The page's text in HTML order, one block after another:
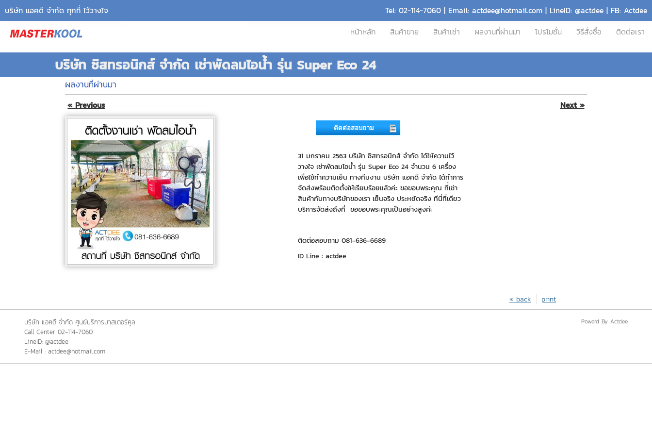
บริษัท แอคดี จำกัด ทุกที่ ไว้วางใจ
Tel: 02-114-7060 | Email: actdee@hotmail.com | LineID: @actdee | FB: Actdee
หน้าหลัก
สินค้าขาย สินค้าเช่า ผลงานที่ผ่านมา โปรโมชั่น วิธีสั่งซื้อ ติดต่อเรา
บริษัท ซิสทรอนิกส์ จำกัด เช่าพัดลมไอน้ำ รุ่น Super Eco 24
ผลงานที่ผ่านมา
« Previous Next »
31 มกราคม 2563 บริษัท ซิสทรอนิกส์ จำกัด ได้ให้ความไว้
วางใจ เช่าพัดลมไอน้ำ รุ่น Super Eco 24 จำนวน 6 เครื่อง
เพื่อใช้ทำความเย็น ทางทีมงาน บริษัท แอคดี จำกัด ได้ทำการ
จัดส่งพร้อมติดตั้งให้เรียบร้อยแล้วค่ะ ขอขอบพระคุณ ที่่เช่า
สินค้ากับทางบริษัทของเรา เย็นจริง ประหยัดจริง ทีนี่ที่เดียว
บริการจัดส่งถึงที่ ขอขอบพระคุณเป็นอย่างสูงค่ะ
ติดต่อสอบถาม 081-636-6689
ID Line : actdee
print
« back
บริษัท แอคดี จำกัด ศูนย์บริการมาสเตอร์คูล
Call Center 02-114-7060
LineID: @actdee
E-Mail : actdee@hotmail.com
Powerd By Actdee